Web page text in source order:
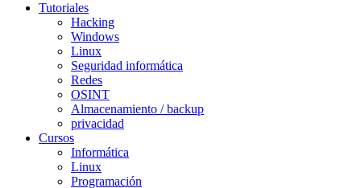
Tutoriales
Hacking
Windows
Linux
Seguridad informática
Redes
OSINT
Almacenamiento / backup
privacidad
Cursos
Informática
Linux
Programación